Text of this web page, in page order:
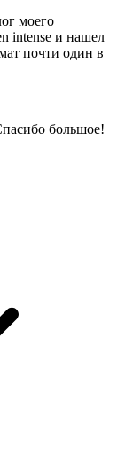
моего
intense и нашел
почти один в
большое!